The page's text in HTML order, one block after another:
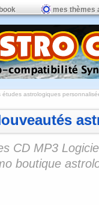
mes thèmes
études astrologiques
CD MP3
boutique